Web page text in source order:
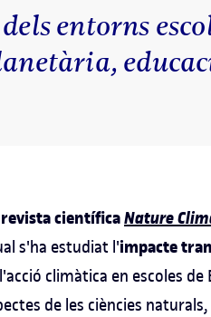
entorns
revista científicaNature
s'ha estudiat l'impacte
climàtica en escoles de
de les ciències